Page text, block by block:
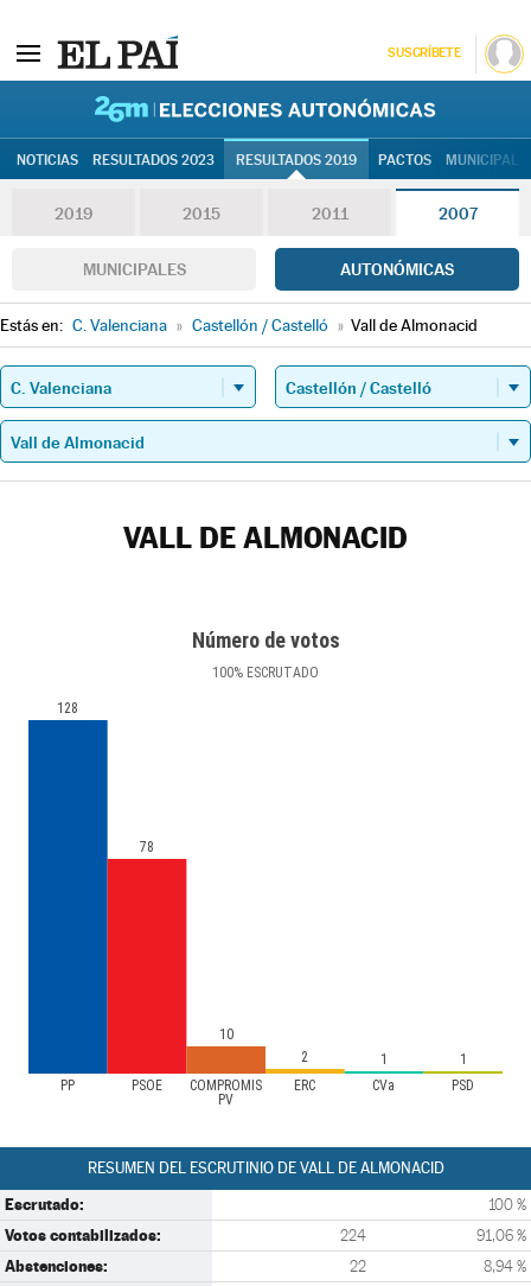
SUSCRÍBETE
NOTICIAS RESULTADOS 2023 RESULTADOS 2019 PACTOS
2019 2015 2011 2007
MUNICIPALES AUTONÓMICAS
Estás en: C. Valenciana » Castellón / Castelló » Vall de Almonacid
VALL DE ALMONACID
Número de votos
100% ESCRUTADO
PP PSOE
COMPROMIS
PV
ERC CVa PSD
128
78
10
2
1 1
RESUMEN DEL ESCRUTINIO DE VALL DE ALMONACID
Escrutado: 100 %
Votos contabilizados: 224 91,06 %
Abstenciones: 22 8,94 %